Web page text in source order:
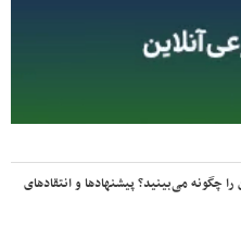
چگونه می‌بینید؟ پیشنهادها و انتقادهای